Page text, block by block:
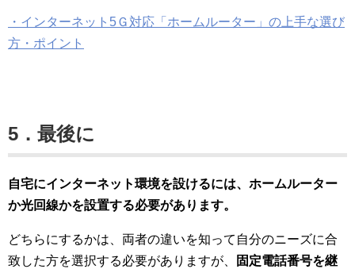
・インターネット5Ｇ対応「ホームルーター」の上手な選び
方・ポイント
5．最後に
自宅にインターネット環境を設けるには、 ホームルーター
か光回線かを設置する必要があります。
どちらにするかは、両者の違いを知って自分のニーズに合
致した方を選択する必要がありますが、
固定電話番号を継